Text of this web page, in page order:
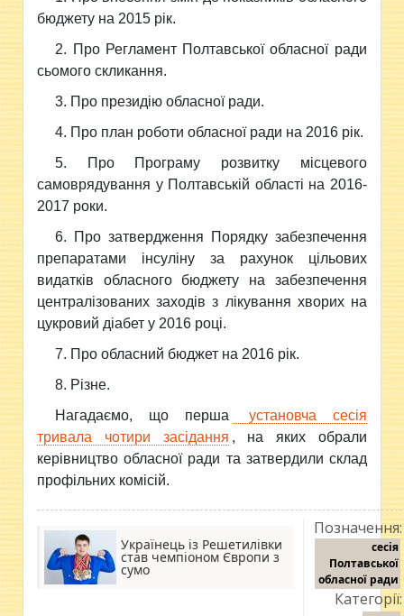
бюджету на 2015 рік.
2. Про Регламент Полтавської обласної ради
сьомого скликання.
3. Про президію обласної ради.
4. Про план роботи обласної ради на 2016 рік.
5. Про Програму розвитку місцевого
самоврядування у Полтавській області на 2016-
2017 роки.
6. Про затвердження Порядку забезпечення
препаратами інсуліну за рахунок цільових
видатків обласного бюджету на забезпечення
централізованих заходів з лікування хворих на
цукровий діабет у 2016 році.
7. Про обласний бюджет на 2016 рік.
8. Різне.
Нагадаємо, що перша
установча сесія
тривала чотири засідання , на яких обрали
керівництво обласної ради та затвердили склад
профільних комісій.
Українець із Решетилівки
став чемпіоном Європи з
сумо
Позначення:
сесія
Полтавської
обласної ради
Категорії: